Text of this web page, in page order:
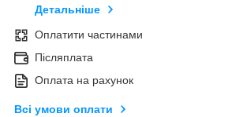
Детальніше
Оплатити частинами
Післяплата
Оплата на рахунок
Всі умови оплати